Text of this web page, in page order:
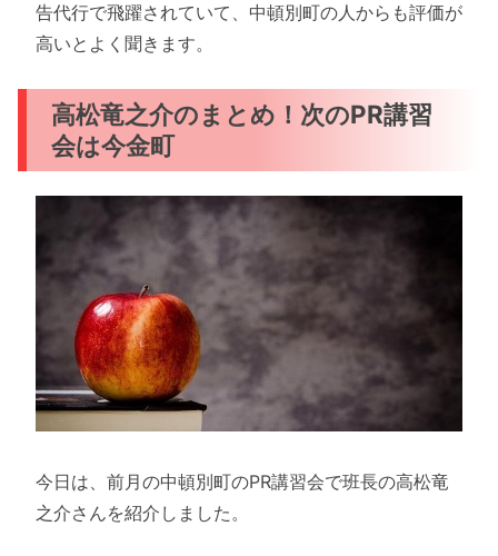
告代行で飛躍されていて、中頓別町の人からも評価が
高いとよく聞きます。
高松竜之介のまとめ！次のPR講習
会は今金町
今日は、前月の中頓別町のPR講習会で班長の高松竜
之介さんを紹介しました。